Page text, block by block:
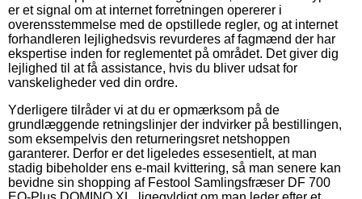
er et signal om at internet forretningen opererer i
overensstemmelse med de opstillede regler, og at internet
forhandleren lejlighedsvis revurderes af fagmænd der har
ekspertise inden for reglementet på området. Det giver dig
lejlighed til at få assistance, hvis du bliver udsat for
vanskeligheder ved din ordre.
Yderligere tilråder vi at du er opmærksom på de
grundlæggende retningslinjer der indvirker på bestillingen,
som eksempelvis den returneringsret netshoppen
garanterer. Derfor er det ligeledes essesentielt, at man
stadig bibeholder ens e-mail kvittering, så man senere kan
bevidne sin shopping af Festool Samlingsfræser DF 700